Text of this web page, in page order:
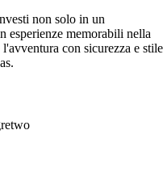
non solo in un
esperienze memorabili nella
l'avventura con sicurezza e stile